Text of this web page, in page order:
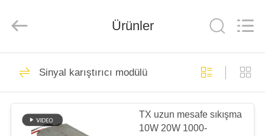
ANA
SAYFA
ÜRÜNLER
Rights
Sinyal karıştırıcı
modülü
Ürünler
Sinyal karıştırıcı modülü
TX uzun mesafe sıkışma
10W 20W 1000-